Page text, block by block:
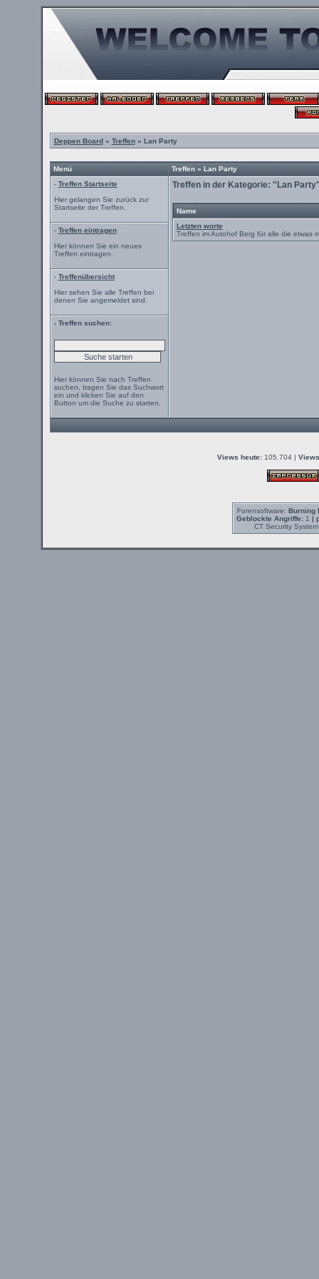
Deppen Board» Treffen» Lan Party
Menü
Treffen » Lan Party
- Treffen Startseite
Hier gelangen Sie zurück zur
Startseite der Treffen.
Treffen in der Kategorie: "Lan
Name
Letzten worte
Treffen im Autohof Berg für alle die etwas
- Treffen eintragen
Hier können Sie ein neues
Treffen eintragen.
- Treffenübersicht
Hier sehen Sie alle Treffen bei
denen Sie angemeldet sind.
- Treffen suchen:
Hier können Sie nach Treffen
suchen, tragen Sie das Suchwort
ein und klicken Sie auf den
Button um die Suche zu starten.
Views heute:105.704 |
Forensoftware: Burning
Geblockte Angriffe:1 |
CT Security